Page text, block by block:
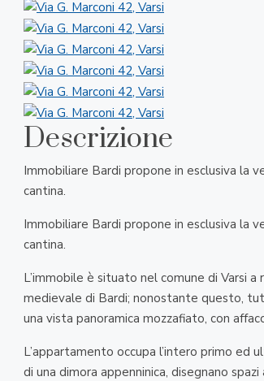
Descrizione
Immobiliare Bardi propone in esclusiva la
cantina.
Immobiliare Bardi propone in esclusiva la
cantina.
L’immobile è situato nel comune di Varsi
medievale di Bardi; nonostante questo,
una vista panoramica mozzafiato, con
L’appartamento occupa l’intero primo ed
di una dimora appenninica, disegnano